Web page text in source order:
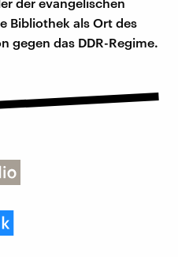
Bibliothek als Ort des
gegen das DDR-Regime.